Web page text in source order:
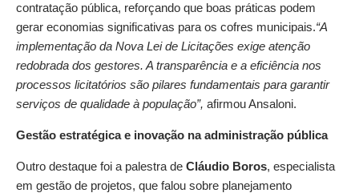
contratação pública, reforçando que boas práticas podem
gerar economias significativas para os cofres municipais.“A
implementação da Nova Lei de Licitações exige atenção
redobrada dos gestores. A transparência e a eficiência nos
processos licitatórios são pilares fundamentais para garantir
serviços de qualidade à população”, afirmou Ansaloni.
Gestão estratégica e inovação na administração pública
Outro destaque foi a palestra de Cláudio Boros, especialista
em gestão de projetos, que falou sobre planejamento